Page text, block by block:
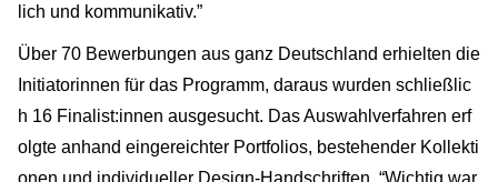
lich und kommunikativ.”
Über 70 Bewerbungen aus ganz Deutschland erhielten die
Initiatorinnen für das Programm, daraus wurden schließlic
h 16 Finalist:innen ausgesucht. Das Auswahlverfahren erf
olgte anhand eingereichter Portfolios, bestehender Kollekti
onen und individueller Design-Handschriften. “Wichtig war